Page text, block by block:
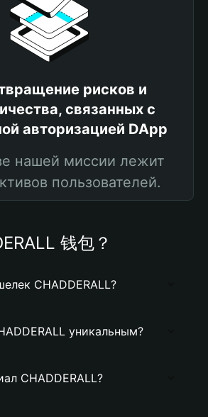
рисков и
связанных с
авторизацией DApp
нашей миссии лежит
пользователей.
钱包？
CHADDERALL?
уникальным?
CHADDERALL?